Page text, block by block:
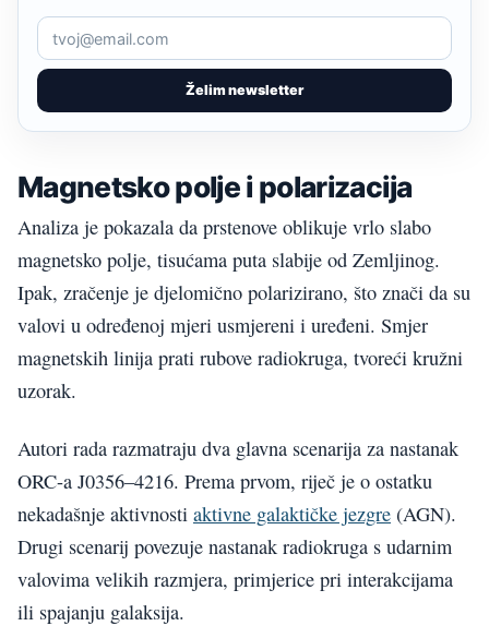
Želim newsletter
Magnetsko polje i polarizacija
Analiza je pokazala da prstenove oblikuje vrlo slabo
magnetsko polje, tisućama puta slabije od Zemljinog.
Ipak, zračenje je djelomično polarizirano, što znači da su
valovi u određenoj mjeri usmjereni i uređeni. Smjer
magnetskih linija prati rubove radiokruga, tvoreći kružni
uzorak.
Autori rada razmatraju dva glavna scenarija za nastanak
ORC-a J0356–4216. Prema prvom, riječ je o ostatku
nekadašnje aktivnosti aktivne galaktičke jezgre (AGN).
Drugi scenarij povezuje nastanak radiokruga s udarnim
valovima velikih razmjera, primjerice pri interakcijama
ili spajanju galaksija.